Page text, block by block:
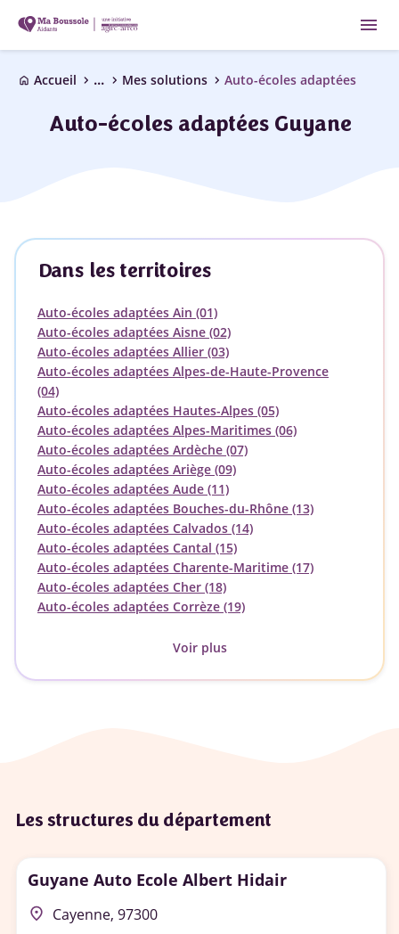
menu
home Accueil chevron_right ... chevron_right Mes solutions chevron_right Auto-écoles adaptées
Auto-écoles adaptées Guyane
Dans les territoires
Auto-écoles adaptées Ain (01)
Auto-écoles adaptées Aisne (02)
Auto-écoles adaptées Allier (03)
Auto-écoles adaptées Alpes-de-Haute-Provence
(04)
Auto-écoles adaptées Hautes-Alpes (05)
Auto-écoles adaptées Alpes-Maritimes (06)
Auto-écoles adaptées Ardèche (07)
Auto-écoles adaptées Ariège (09)
Auto-écoles adaptées Aude (11)
Auto-écoles adaptées Bouches-du-Rhône (13)
Auto-écoles adaptées Calvados (14)
Auto-écoles adaptées Cantal (15)
Auto-écoles adaptées Charente-Maritime (17)
Auto-écoles adaptées Cher (18)
Auto-écoles adaptées Corrèze (19)
Voir plus
Les structures du département
Guyane Auto Ecole Albert Hidair
place Cayenne, 97300